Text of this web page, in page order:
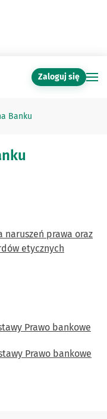
Zaloguj się
Banku
naruszeń prawa oraz
etycznych
Prawo bankowe
Prawo bankowe